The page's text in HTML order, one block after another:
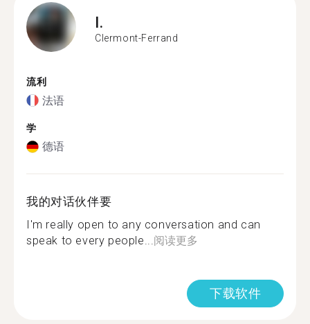
I.
Clermont-Ferrand
流利
法语
学
德语
我的对话伙伴要
I'm really open to any conversation and can
speak to every people...阅读更多
下载软件